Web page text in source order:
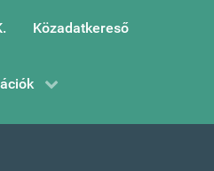
Közadatkereső